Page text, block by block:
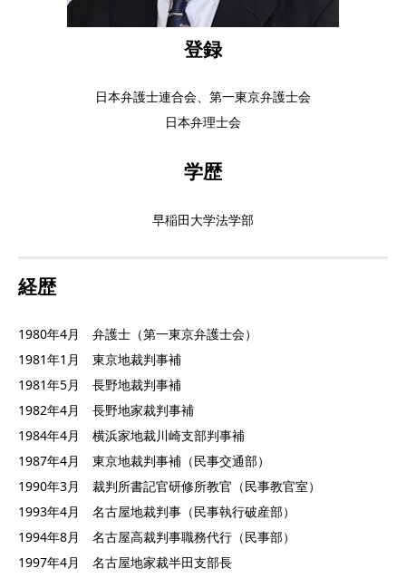
登録
日本弁護士連合会、第一東京弁護士会
日本弁理士会
学歴
早稲田大学法学部
経歴
1980年4月 弁護士（第一東京弁護士会）
1981年1月 東京地裁判事補
1981年5月 長野地裁判事補
1982年4月 長野地家裁判事補
1984年4月 横浜家地裁川崎支部判事補
1987年4月 東京地裁判事補（民事交通部）
1990年3月 裁判所書記官研修所教官（民事教官室）
1993年4月 名古屋地裁判事（民事執行破産部）
1994年8月 名古屋高裁判事職務代行（民事部）
1997年4月 名古屋地家裁半田支部長